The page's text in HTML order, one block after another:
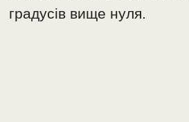
градусів вище нуля.